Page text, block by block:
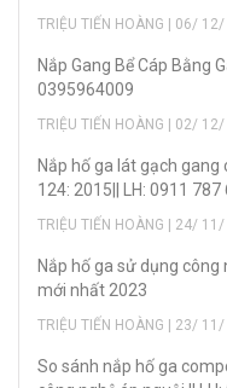
TRIỆU TIẾN HOÀNG | 06/
Nắp Gang Bể Cáp Bằng
0395964009
TRIỆU TIẾN HOÀNG | 02/
Nắp hố ga lát gạch gang
124: 2015|| LH: 0911 787
TRIỆU TIẾN HOÀNG | 24/
Nắp hố ga sử dụng công
mới nhất 2023
TRIỆU TIẾN HOÀNG | 23/
So sánh nắp hố ga